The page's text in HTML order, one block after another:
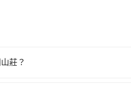
莊？